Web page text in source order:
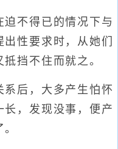
不得已的情况下与
性要求时，从她们
挡不住而就之。
后，大多产生怕怀
，发现没事，便产